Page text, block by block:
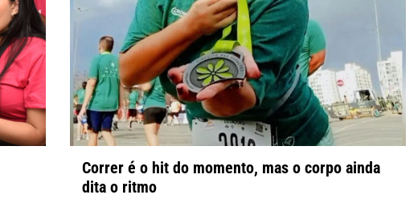
Correr é o hit do momento, mas o corpo ainda
dita o ritmo